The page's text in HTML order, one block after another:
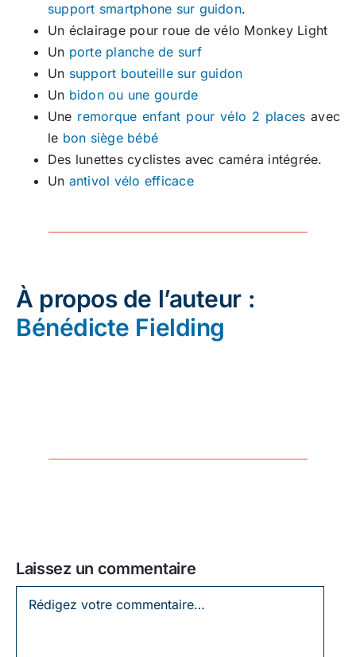
support smartphone sur guidon.
Un éclairage pour roue de vélo Monkey Light
Un porte planche de surf
Un support bouteille sur guidon
Un bidon ou une gourde
Une remorque enfant pour vélo 2 places avec
le bon siège bébé
Des lunettes cyclistes avec caméra intégrée.
Un antivol vélo efficace
À propos de l’auteur :
Bénédicte Fielding
Laissez un commentaire
Laissez